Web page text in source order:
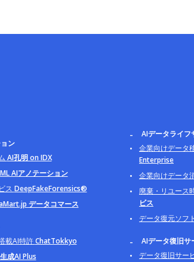
ン
AI孔明 on IDX
ML AIアノテーション
ス DeepFakeForensics®
データコマース
載AI特許ChatTokkyo
生成AI Plus
AIデータライフ
企業向けデータ
Enterprise
企業向けデータ
廃棄・リユース
ビス
データ復元ソフト
AIデータ復旧サ
データ復旧サー